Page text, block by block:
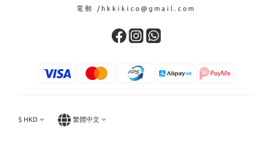
電郵 /hkkikico@gmail.com
$ HKD 繁體中文